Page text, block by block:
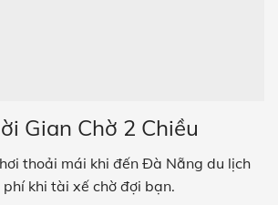
Gian Chờ 2 Chiều
thoải mái khi đến Đà Nẵng du lịch
khi tài xế chờ đợi bạn.